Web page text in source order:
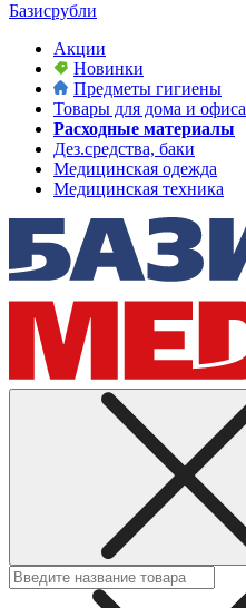
Базисрубли
Акции
Новинки
Предметы гигиены
Товары для дома и офиса
Расходные материалы
Дез.средства, баки
Медицинская одежда
Медицинская техника